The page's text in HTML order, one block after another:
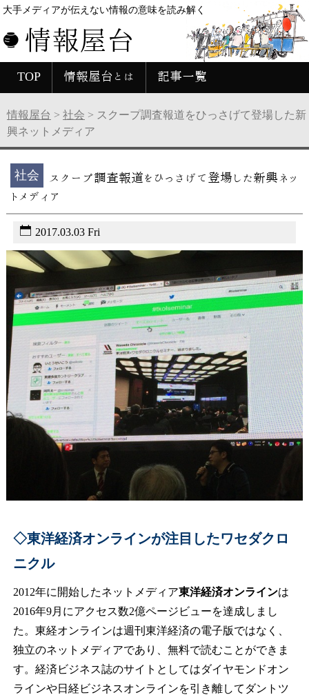
大手メディアが伝えない情報の意味を読み解く
情報屋台
TOP 情報屋台とは 記事一覧
情報屋台 > 社会 > スクープ調査報道をひっさげて登場した新
興ネットメディア
社会
スクープ調査報道をひっさげて登場した新興ネッ
トメディア
2017.03.03 Fri
◇東洋経済オンラインが注目したワセダクロ
ニクル
2012年に開始したネットメディア東洋経済オンラインは
2016年9月にアクセス数2億ページビューを達成しまし
た。東経オンラインは週刊東洋経済の電子版ではなく、
独立のネットメディアであり、無料で読むことができま
す。経済ビジネス誌のサイトとしてはダイヤモンドオン
ラインや日経ビジネスオンラインを引き離してダントツ